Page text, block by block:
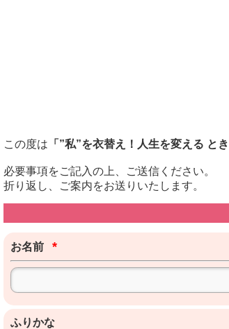
この度は 「”私”を衣替え！人生を変える と
必要事項をご記入の上、ご送信ください。
折り返し、ご案内をお送りいたします。
お名前 *
ふりかな